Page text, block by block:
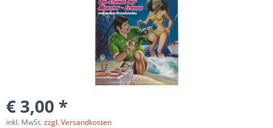
€ 3,00 *
inkl. MwSt.zzgl. Versandkosten